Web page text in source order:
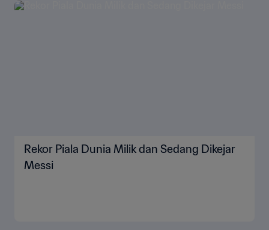
Rekor Piala Dunia Milik dan Sedang Dikejar
Messi